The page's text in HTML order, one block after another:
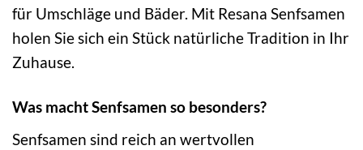
für Umschläge und Bäder. Mit Resana Senfsamen
holen Sie sich ein Stück natürliche Tradition in Ihr
Zuhause.
Was macht Senfsamen so besonders?
Senfsamen sind reich an wertvollen